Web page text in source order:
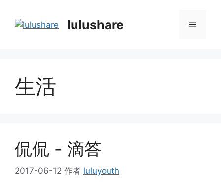
lulushare 菜
生活
侃侃 - 滴答
2017-06-12 作者 luluyouth